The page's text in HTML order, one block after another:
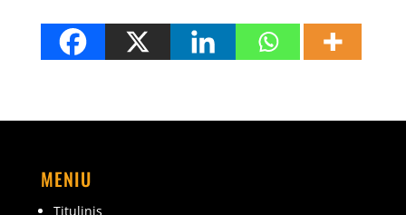
MENIU
Titulinis